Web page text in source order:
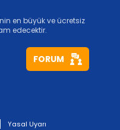
en büyük ve ücretsiz
edecektir.
FORUM
Yasal Uyarı